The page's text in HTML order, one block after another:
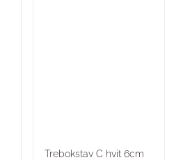
Trebokstav C hvit 6cm